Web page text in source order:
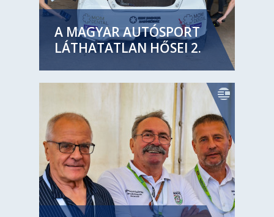
A MAGYAR AUTÓSPORT
LÁTHATATLAN HŐSEI 2.